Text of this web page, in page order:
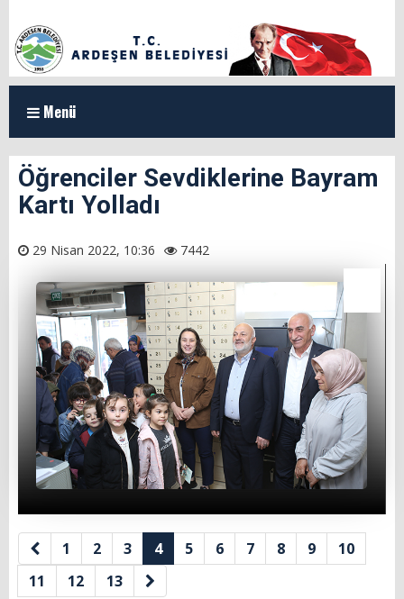
Menü
ANASAYFA
KURUMSAL
Organizasyon Şeması
Başkan Yardımcılarımız
Meclis Üyeleri
Milletvekillerimiz
İl Genel Meclis Üyelerimiz
Eski Başkanlarımız
Muhtarlarımız
Yönetmenlikler
BAŞKANIMIZ
Öğrenciler Sevdiklerine Bayram
Kartı Yolladı
29 Nisan 2022, 10:36 7442
1 2 3 4 5 6 7 8 9
10
11
12 13